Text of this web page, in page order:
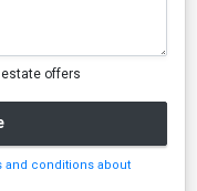
offers
and conditions about